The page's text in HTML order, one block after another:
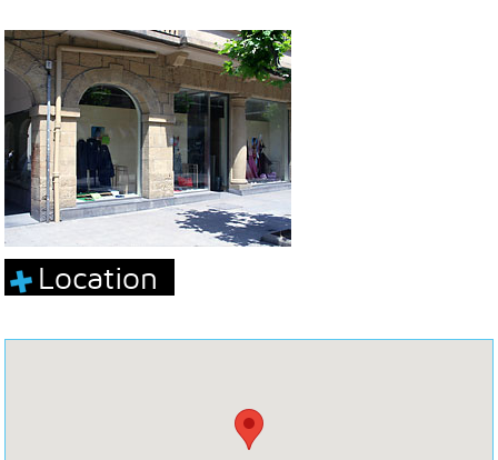
Location